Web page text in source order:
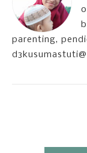
parenting,